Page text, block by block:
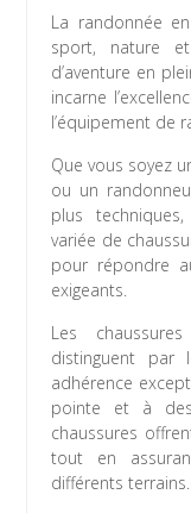
La randonnée
sport, nature
d’aventure en
incarne
l’équipement de
Que vous soyez
ou un
plus
variée de
pour répondre
exigeants.
Les
distinguent par
adhérence
pointe et à
chaussures
tout en
différents terrains.